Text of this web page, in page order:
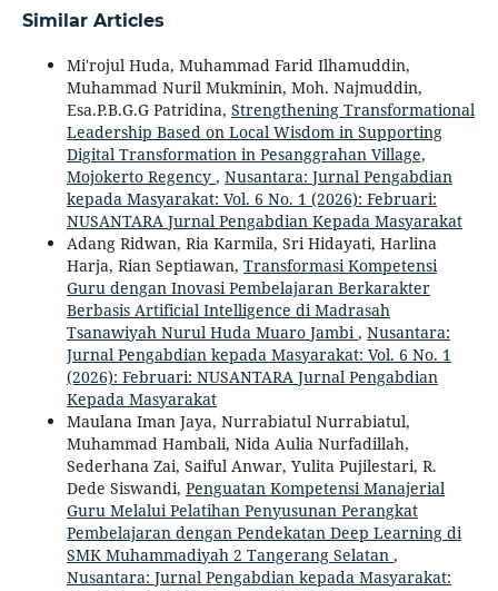
Similar Articles
Mi'rojul Huda, Muhammad Farid Ilhamuddin,
Muhammad Nuril Mukminin, Moh. Najmuddin,
Esa.P.B.G.G Patridina, Strengthening Transformational
Leadership Based on Local Wisdom in Supporting
Digital Transformation in Pesanggrahan Village,
Mojokerto Regency , Nusantara: Jurnal Pengabdian
kepada Masyarakat: Vol. 6 No. 1 (2026): Februari:
NUSANTARA Jurnal Pengabdian Kepada Masyarakat
Adang Ridwan, Ria Karmila, Sri Hidayati, Harlina
Harja, Rian Septiawan, Transformasi Kompetensi
Guru dengan Inovasi Pembelajaran Berkarakter
Berbasis Artificial Intelligence di Madrasah
Tsanawiyah Nurul Huda Muaro Jambi, Nusantara:
Jurnal Pengabdian kepada Masyarakat: Vol. 6 No. 1
(2026): Februari: NUSANTARA Jurnal Pengabdian
Kepada Masyarakat
Maulana Iman Jaya, Nurrabiatul Nurrabiatul,
Muhammad Hambali, Nida Aulia Nurfadillah,
Sederhana Zai, Saiful Anwar, Yulita Pujilestari, R.
Dede Siswandi, Penguatan Kompetensi Manajerial
Guru Melalui Pelatihan Penyusunan Perangkat
Pembelajaran dengan Pendekatan Deep Learning di
SMK Muhammadiyah 2 Tangerang Selatan ,
Nusantara: Jurnal Pengabdian kepada Masyarakat: